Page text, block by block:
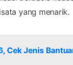
yang menarik.
Cek Jenis